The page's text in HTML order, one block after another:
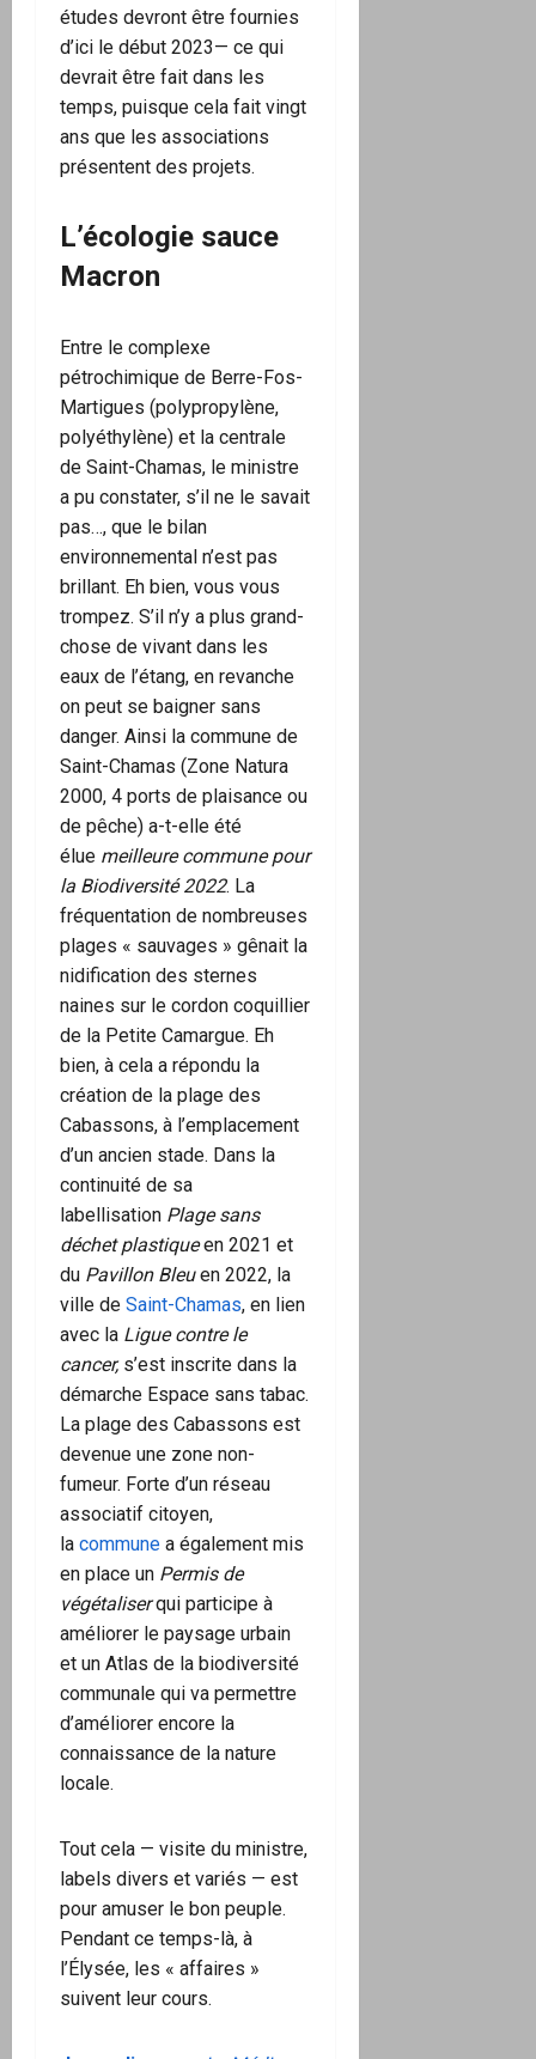
études devront être fournies
d’ici le début 2023— ce qui
devrait être fait dans les
temps, puisque cela fait vingt
ans que les associations
présentent des projets.
L’écologie sauce
Macron
Entre le complexe
pétrochimique de Berre-Fos-
Martigues (polypropylène,
polyéthylène) et la centrale
de Saint-Chamas, le ministre
a pu constater, s’il ne le savait
pas…, que le bilan
environnemental n’est pas
brillant. Eh bien, vous vous
trompez. S’il n’y a plus grand-
chose de vivant dans les
eaux de l’étang, en revanche
on peut se baigner sans
danger. Ainsi la commune de
Saint-Chamas (Zone Natura
2000, 4 ports de plaisance ou
de pêche) a-t-elle été
élue meilleure commune pour
la Biodiversité 2022. La
fréquentation de nombreuses
plages « sauvages » gênait la
nidification des sternes
naines sur le cordon coquillier
de la Petite Camargue. Eh
bien, à cela a répondu la
création de la plage des
Cabassons, à l’emplacement
d’un ancien stade. Dans la
continuité de sa
labellisation Plage sans
déchet plastiqueen 2021 et
du Pavillon Bleuen 2022, la
ville de Saint-Chamas, en lien
avec la Ligue contre le
cancer,s’est inscrite dans la
démarche Espace sans tabac.
La plage des Cabassons est
devenue une zone non-
fumeur. Forte d’un réseau
associatif citoyen,
la commune a également mis
en place un Permis de
végétaliserqui participe à
améliorer le paysage urbain
et un Atlas de la biodiversité
communale qui va permettre
d’améliorer encore la
connaissance de la nature
locale.
Tout cela — visite du ministre,
labels divers et variés — est
pour amuser le bon peuple.
Pendant ce temps-là, à
l’Élysée, les « affaires »
suivent leur cours.